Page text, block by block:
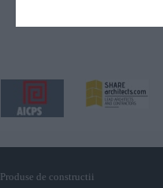
Produse de constructii